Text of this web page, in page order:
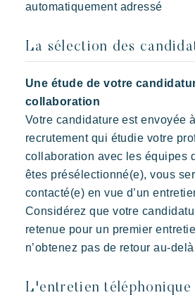
Toison d’Or
Elégant Authentique
Un paradis sauvage aux deux ambiances
automatiquement adressé
La sélection des
Une étude de votre
collaboration
Votre candidature est envoyée
recrutement qui étudie votre
collaboration avec les équipes
êtes présélectionné(e), vous
contacté(e) en vue d’un
Considérez que votre
retenue pour un premier
n’obtenez pas de retour au-
L'entretien téléphonique